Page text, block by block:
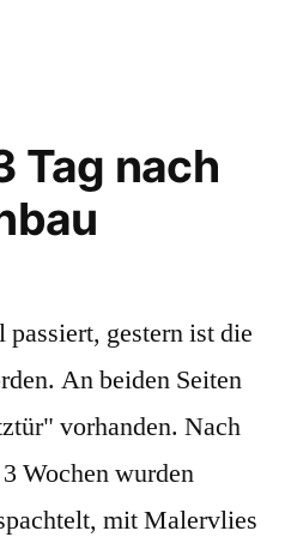
Tag nach
gestern ist die
An beiden Seiten
vorhanden. Nach
Wochen wurden
mit Malervlies